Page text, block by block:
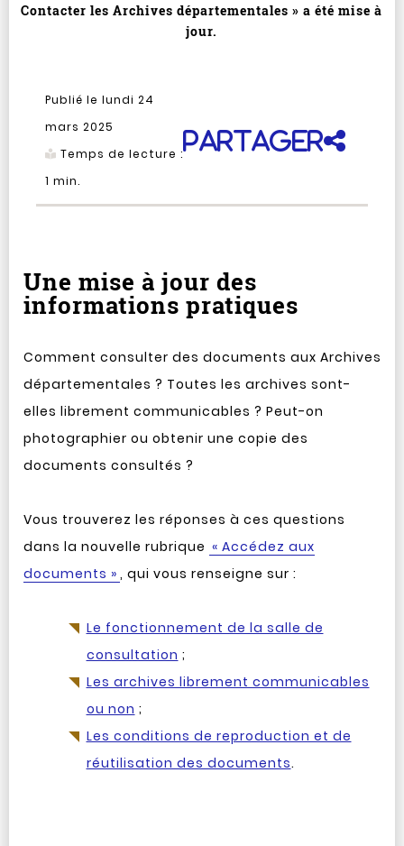
Contacter les Archives départementales » a été mise à
jour.
Publié le lundi 24
mars 2025
Temps de lecture :
1 min.
Partager
Une mise à jour des
informations pratiques
Comment consulter des documents aux Archives
départementales ? Toutes les archives sont-
elles librement communicables ? Peut-on
photographier ou obtenir une copie des
documents consultés ?
Vous trouverez les réponses à ces questions
dans la nouvelle rubrique « Accédez aux
documents » , qui vous renseigne sur :
Le fonctionnement de la salle de
consultation ;
Les archives librement communicables
ou non ;
Les conditions de reproduction et de
réutilisation des documents.